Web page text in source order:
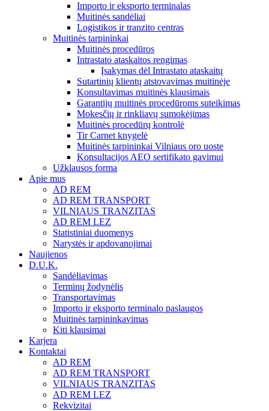
Importo ir eksporto terminalas
Muitinės sandėliai
Logistikos ir tranzito centras
Muitinės tarpininkai
Muitinės procedūros
Intrastato ataskaitos rengimas
Įsakymas dėl Intrastato ataskaitų
Sutartinių klientų atstovavimas muitinėje
Konsultavimas muitinės klausimais
Garantijų muitinės procedūroms suteikimas
Mokesčių ir rinkliavų sumokėjimas
Muitinės procedūrų kontrolė
Tir Carnet knygelė
Muitinės tarpininkai Vilniaus oro uoste
Konsultacijos AEO sertifikato gavimui
Užklausos forma
Apie mus
AD REM
AD REM TRANSPORT
VILNIAUS TRANZITAS
AD REM LEZ
Statistiniai duomenys
Narystės ir apdovanojimai
Naujienos
D.U.K.
Sandėliavimas
Terminų žodynėlis
Transportavimas
Importo ir eksporto terminalo paslaugos
Muitinės tarpininkavimas
Kiti klausimai
Karjera
Kontaktai
AD REM
AD REM TRANSPORT
VILNIAUS TRANZITAS
AD REM LEZ
Rekvizitai